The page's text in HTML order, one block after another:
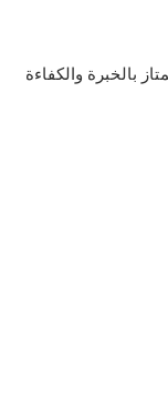
بالخبرة والكفاءة